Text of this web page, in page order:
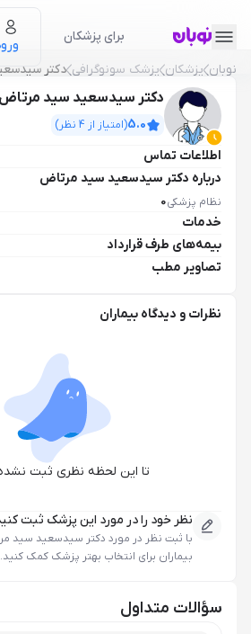
برای پزشکان
نوبان پزشکان پزشک سونوگرافی دکتر
دکتر سیدسعید سید مرتاض
5.0(امتیاز از 4 نظر)
اطلاعات تماس
درباره دکتر سیدسعید سید مرتاض
نظام پزشکی0
خدمات
بیمه‌های طرف قرارداد
تصاویر مطب
نظرات و دیدگاه بیماران
تا این لحظه نظری ثبت
نظر خود را در مورد این پزشک ثبت
با ثبت نظر در مورد دکتر سیدسعید سید
بیماران برای انتخاب بهتر پزشک کمک کنید.
سؤالات متداول